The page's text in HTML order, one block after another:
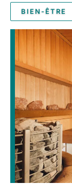
BIEN-ÊTRE